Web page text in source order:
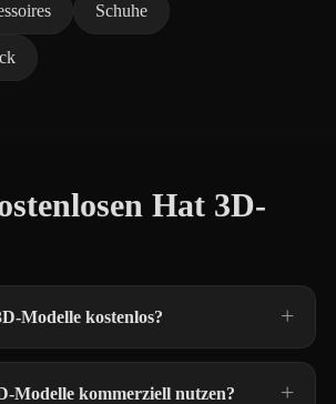
Schuhe
Hat 3D-
Modelle kostenlos?
Modelle kommerziell nutzen?